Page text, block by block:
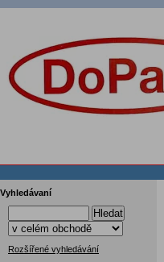
Vyhledávaní
Hledat
Rozšířené vyhledávání